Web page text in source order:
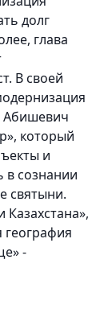
долг
глава
В своей
Абишевич
который
и
в сознании
святыни.
география
-